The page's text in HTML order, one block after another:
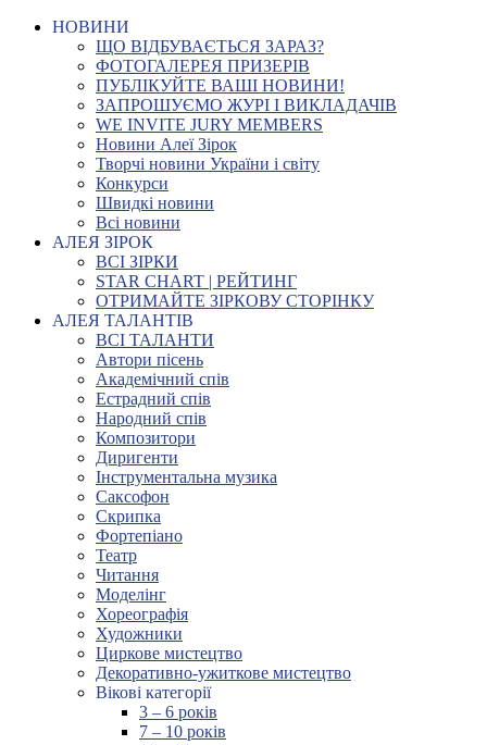
НОВИНИ
ЩО ВІДБУВАЄТЬСЯ ЗАРАЗ?
ФОТОГАЛЕРЕЯ ПРИЗЕРІВ
ПУБЛІКУЙТЕ ВАШІ НОВИНИ!
ЗАПРОШУЄМО ЖУРІ І ВИКЛАДАЧІВ
WE INVITE JURY MEMBERS
Новини Алеї Зірок
Творчі новини України і світу
Конкурси
Швидкі новини
Всі новини
АЛЕЯ ЗІРОК
ВСІ ЗІРКИ
STAR CHART | РЕЙТИНГ
ОТРИМАЙТЕ ЗІРКОВУ СТОРІНКУ
АЛЕЯ ТАЛАНТІВ
ВСІ ТАЛАНТИ
Автори пісень
Академічний спів
Естрадний спів
Народний спів
Композитори
Диригенти
Інструментальна музика
Саксофон
Скрипка
Фортепіано
Театр
Читання
Моделінг
Хореографія
Художники
Циркове мистецтво
Декоративно-ужиткове мистецтво
Вікові категорії
3 – 6 років
7 – 10 років